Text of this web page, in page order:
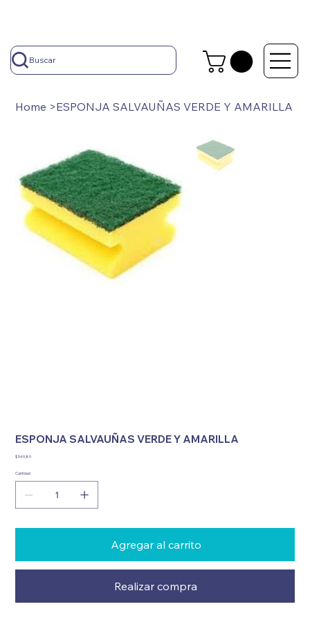
Buscar
Home >ESPONJA SALVAUÑAS VERDE Y AMARILLA
ESPONJA SALVAUÑAS VERDE Y AMARILLA
Precio
$ 549,89
Cantidad
Agregar al carrito
Realizar compra